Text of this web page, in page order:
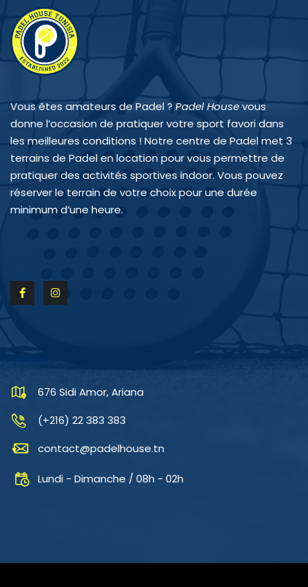
Vous êtes amateurs de Padel ?Padel Housevous
donne l’occasion de pratiquer votre sport favori dans
les meilleures conditions ! Notre centre de Padel met 3
terrains de Padel en location pour vous permettre de
pratiquer des activités sportives indoor. Vous pouvez
réserver le terrain de votre choix pour une durée
minimum d’une heure.
676 Sidi Amor, Ariana
(+216) 22 383 383
contact@padelhouse.tn
Lundi - Dimanche / 08h - 02h